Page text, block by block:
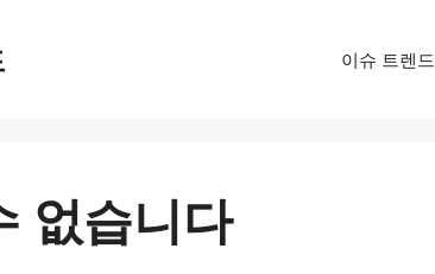
이슈 트렌드
없습니다